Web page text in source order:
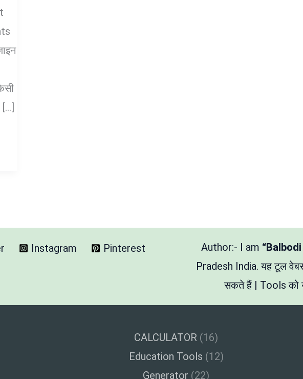
[…]
Instagram Pinterest Author:- I am
Pradesh India. यह टूल
सकते हैं | Tools को
CALCULATOR (16)
Education Tools (12)
Generator (22)